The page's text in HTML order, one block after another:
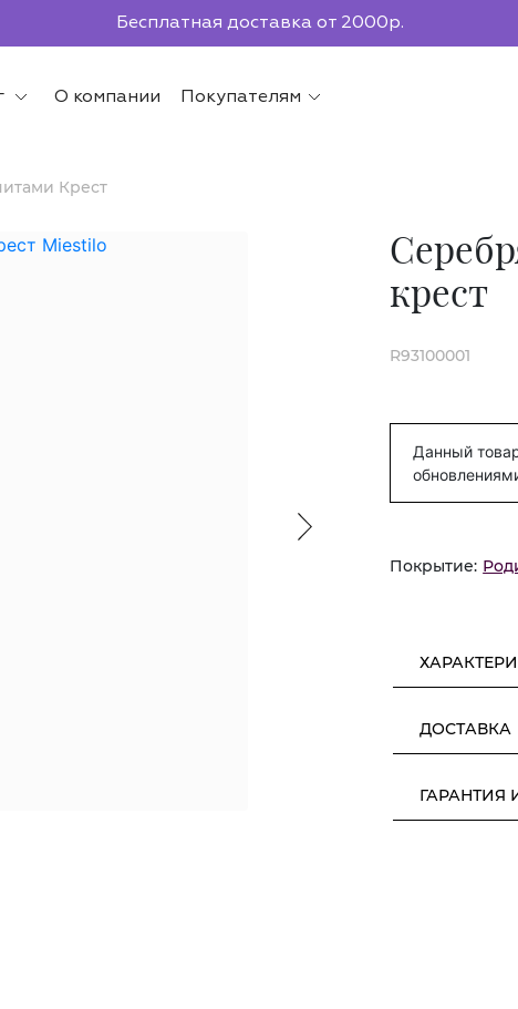
Бесплатная доставка от 2000р.
О компании Покупателям
Крест
крест
R93100001
Данный
Покрытие:
ДОСТАВКА
ГАРАНТИЯ